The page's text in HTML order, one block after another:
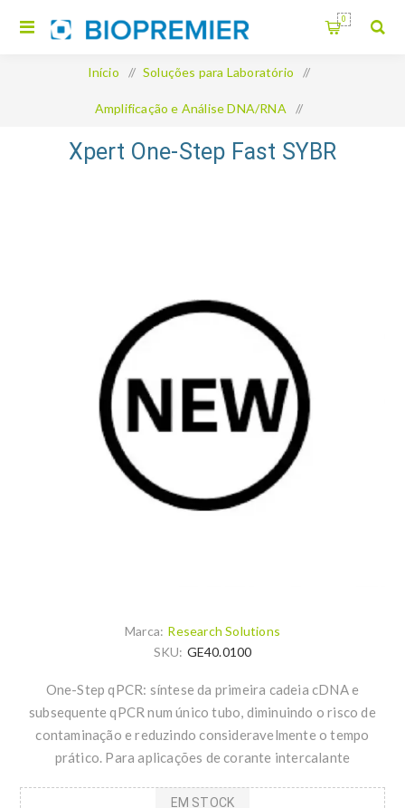
0
Início / Soluções para Laboratório /
Amplificação e Análise DNA/RNA /
Xpert One-Step Fast SYBR
Xpert One-Step Fast SYBR
Marca: Research Solutions
SKU: GE40.0100
One-Step qPCR: síntese da primeira cadeia cDNA e
subsequente qPCR num único tubo, diminuindo o risco de
contaminação e reduzindo consideravelmente o tempo
prático. Para aplicações de corante intercalante
EM STOCK